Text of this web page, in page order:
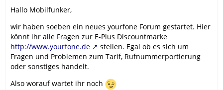
Hallo Mobilfunker,
wir haben soeben ein neues yourfone Forum gestartet. Hier
könnt ihr alle Fragen zur E-Plus Discountmarke
http://www.yourfone.de
stellen. Egal ob es sich um
Fragen und Problemen zum Tarif, Rufnummerportierung
oder sonstiges handelt.
Also worauf wartet ihr noch